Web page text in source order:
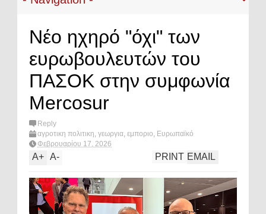
Νέο ηχηρό "όχι" των
ευρωβουλευτών του
ΠΑΣΟΚ στην συμφωνία
Mercosur
Reply
αγροτικη πολιτικη, γεωργια, εμποριο, Ευρωπαϊκό
Κοινοβούλιο, Ευρώπη,
What's hot?
Φεβρουαρίου 17, 2026
A+ A- EMAIL
PRINT